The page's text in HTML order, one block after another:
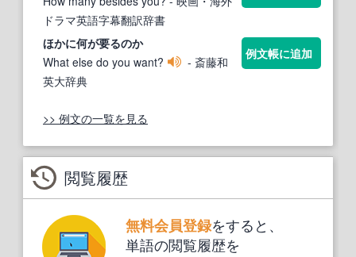
ドラマ英語字幕翻訳辞書
ほかに何が要るのか
What else do you want?
- 斎藤和
英大辞典
例文帳に追加
>> 例文の一覧を見る
閲覧履歴
無料会員登録をすると、
単語の閲覧履歴を